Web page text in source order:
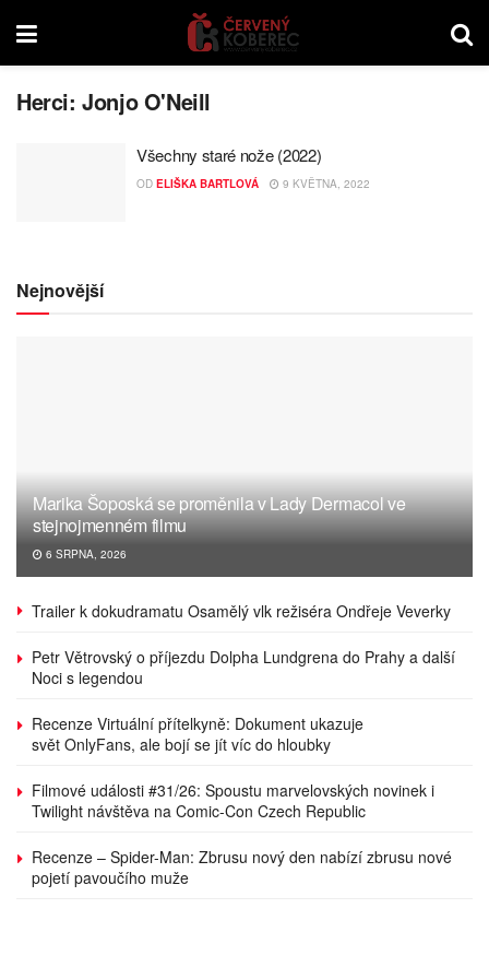
Herci:Jonjo O'Neill
Všechny staré nože (2022)
OD ELIŠKA BARTLOVÁ 9 KVĚTNA, 2022
Nejnovější
Marika Šoposká se proměnila v Lady Dermacol ve
stejnojmenném filmu
6 SRPNA, 2026
Trailer k dokudramatu Osamělý vlk režiséra Ondřeje Veverky
Petr Větrovský o příjezdu Dolpha Lundgrena do Prahy a další
Noci s legendou
Recenze Virtuální přítelkyně: Dokument ukazuje
svět OnlyFans, ale bojí se jít víc do hloubky
Filmové události #31/26: Spoustu marvelovských novinek i
Twilight návštěva na Comic-Con Czech Republic
Recenze – Spider-Man: Zbrusu nový den nabízí zbrusu nové
pojetí pavoučího muže